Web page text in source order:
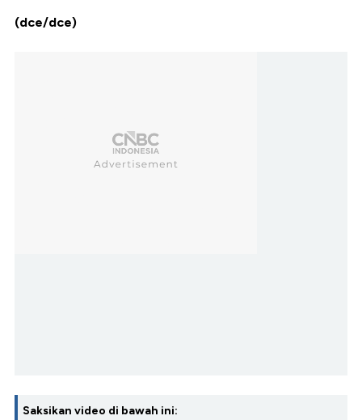
(dce/dce)
Saksikan video di bawah ini: